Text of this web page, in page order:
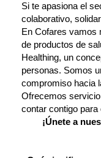
Si te apasiona el
colaborativo,
En Cofares vamos
de productos de
Healthing, un
personas. Somos
compromiso hacia
Ofrecemos
contar contigo para
¡Únete a